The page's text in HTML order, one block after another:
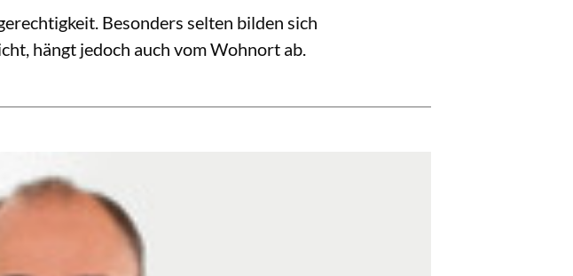
Besonders selten bilden sich
hängt jedoch auch vom Wohnort ab.